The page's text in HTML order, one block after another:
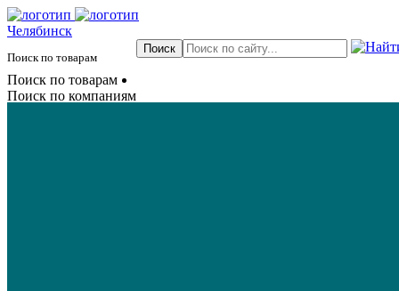
Челябинск
Поиск по товарам
Поиск по товарам
Поиск по компаниям